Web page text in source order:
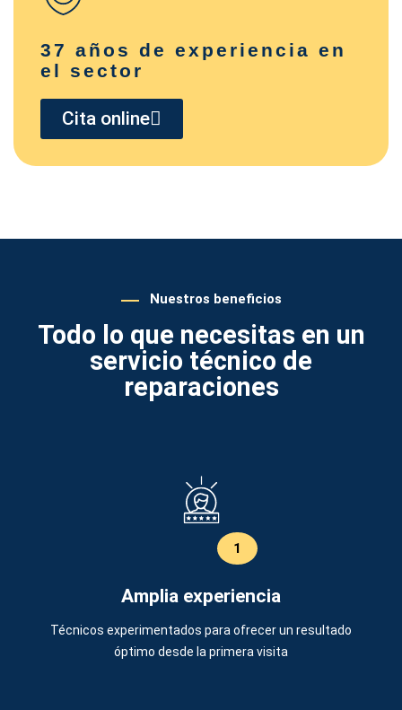
37 años de experiencia en
el sector
Cita online
Nuestros beneficios
Todo lo que necesitas en un
servicio técnico de
reparaciones
1
Amplia experiencia
Técnicos experimentados para ofrecer un resultado
óptimo desde la primera visita